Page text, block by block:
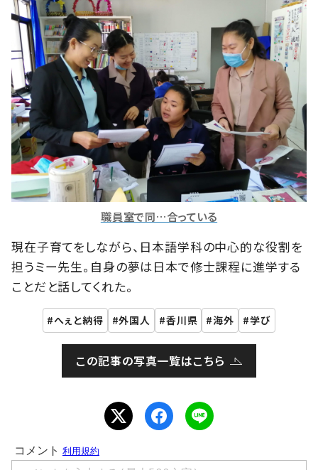
職員室で同…合っている
現在子育てをしながら、日本語学科の中心的な役割を
担うミー先生。自身の夢は日本で修士課程に進学する
ことだと話してくれた。
へぇと納得 外国人 香川県 海外 学び
この記事の写真一覧はこちら